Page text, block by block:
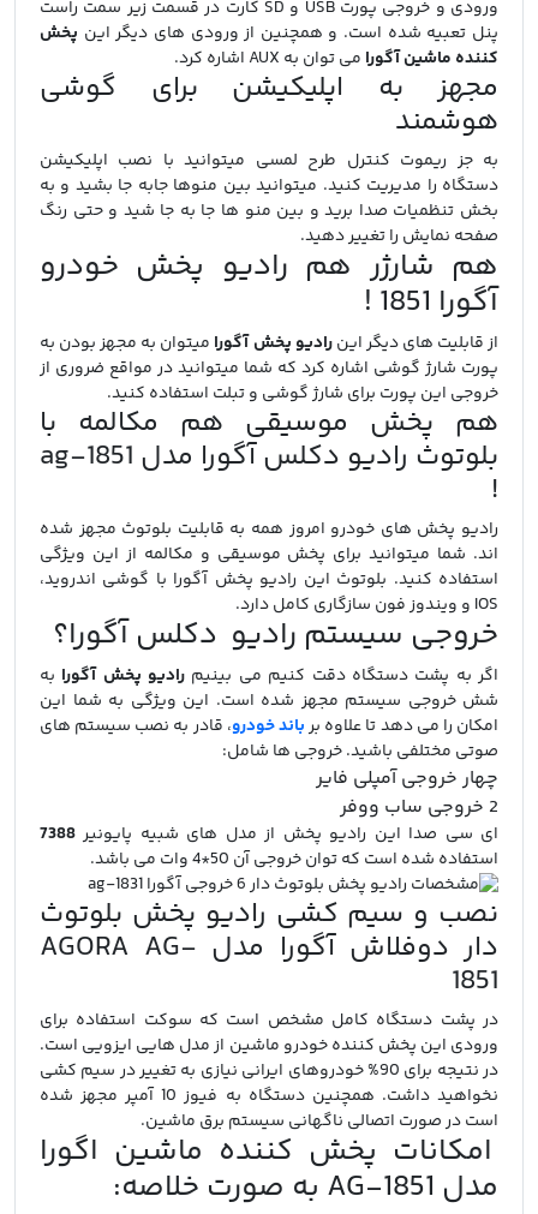
ورودی و خروجی پورت USB و SD کارت در قسمت زیر سمت راست
پنل تعبیه شده است. و همچنین از ورودی های دیگر این پخش
کننده ماشین آگورا می توان به AUX اشاره کرد.
مجهز به اپلیکیشن برای گوشی
هوشمند
به جز ریموت کنترل طرح لمسی میتوانید با نصب اپلیکیشن
دستگاه را مدیریت کنید. میتوانید بین منوها جابه جا بشید و به
بخش تنظمیات صدا برید و بین منو ها جا به جا شید و حتی رنگ
صفحه نمایش را تغییر دهید.
هم شارژر هم رادیو پخش خودرو
آگورا 1851 !
از قابلیت های دیگر اینرادیو پخش آگورا میتوان به مجهز بودن به
پورت شارژ گوشی اشاره کرد که شما میتوانید در مواقع ضروری از
خروجی این پورت برای شارژ گوشی و تبلت استفاده کنید.
هم پخش موسیقی هم مکالمه با
بلوتوث رادیو دکلس آگورا مدل ag-1851
!
رادیو پخش های خودرو امروز همه به قابلیت بلوتوث مجهز شده
اند. شما میتوانید برای پخش موسیقی و مکالمه از این ویژگی
استفاده کنید. بلوتوث این رادیو پخش آگورا با گوشی اندروید،
IOS و ویندوز فون سازگاری کامل دارد.
خروجی سیستم رادیو دکلس آگورا؟
اگر به پشت دستگاه دقت کنیم می بینیم رادیو پخش آگورا به
شش خروجی سیستم مجهز شده است. این ویژگی به شما این
امکان را می دهد تا علاوه برباند خودرو، قادر به نصب سیستم های
صوتی مختلفی باشید. خروجی ها شامل:
چهار خروجی آمپلی فایر
2 خروجی ساب ووفر
ای سی صدا این رادیو پخش از مدل های شبیه پایونیر7388
استفاده شده است که توان خروجی آن 50*4 وات می باشد.
نصب و سیم کشی رادیو پخش بلوتوث
دار دوفلاش آگورا مدل AGORA AG-
1851
در پشت دستگاه کامل مشخص است که سوکت استفاده برای
ورودی این پخش کننده خودرو ماشین از مدل هایی ایزویی است.
در نتیجه برای 90% خودروهای ایرانی نیازی به تغییر در سیم کشی
نخواهید داشت. همچنین دستگاه به فیوز 10 آمپر مجهز شده
است در صورت اتصالی ناگهانی سیستم برق ماشین.
امکانات پخش کننده ماشین اگورا
مدل AG-1851 به صورت خلاصه: